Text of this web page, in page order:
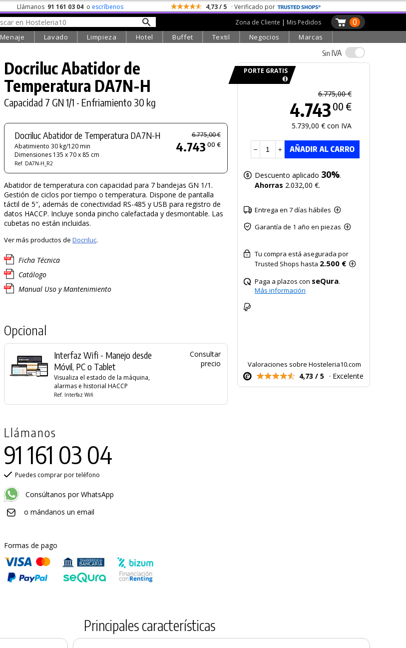
Llámanos 91 161 03 04 o escríbenos 4,73 / 5 · Verificado por
0
Zona de Cliente | Mis Pedidos
Menaje Lavado Limpieza Hotel Buffet Textil Negocios Marcas
Docriluc Abatidor de
Temperatura DA7N-H
Capacidad 7 GN 1/1 - Enfriamiento 30 kg
Docriluc Abatidor de Temperatura DA7N-H
Abatimiento 30 kg/120 min
Dimensiones 135 x 70 x 85 cm
Ref. DA7N-H_R2
6.775,00 €
4.743 00 €
Abatidor de temperatura con capacidad para 7 bandejas GN 1/1.
Gestión de ciclos por tiempo o temperatura. Dispone de pantalla
táctil de 5″, además de conectividad RS-485 y USB para registro de
datos HACCP. Incluye sonda pincho calefactada y desmontable. Las
cubetas no están incluidas.
Ver más productos de Docriluc.
Ficha Técnica
Catálogo
Manual Uso y Mantenimiento
Opcional
Interfaz Wifi - Manejo desde
Móvil, PC o Tablet
Visualiza el estado de la máquina,
alarmas e historial HACCP
Ref. Interfaz Wifi
Consultar
precio
Llámanos
91 161 03 04
Puedes comprar por teléfono
Consúltanos por WhatsApp
o mándanos un email
Formas de pago
Sin IVA
PORTE GRATIS
6.775,00 €
4.743 00 €
5.739,00 € con IVA
– +
Descuento aplicado 30%.
Ahorras 2.032,00 €.
Entrega en 7 días hábiles
Garantía de 1 año en piezas
Tu compra está asegurada por
Trusted Shops hasta 2.500 €
Paga a plazos con seQura.
Más información
Valoraciones sobre Hosteleria10.com
4,73 / 5 · Excelente
Principales características